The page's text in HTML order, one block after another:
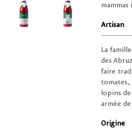
Artisan
La
des
faire
tomates,
lopins
armée
Origine